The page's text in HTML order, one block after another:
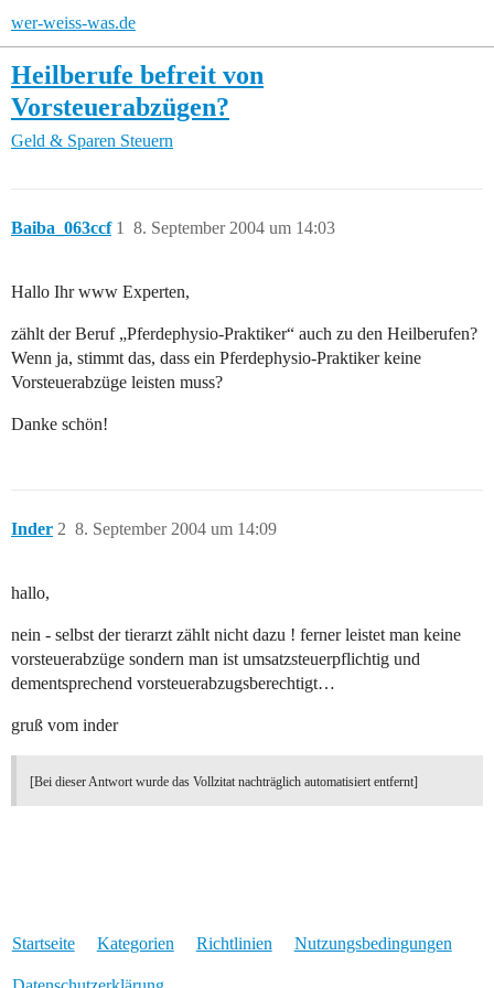
wer-weiss-was.de
Heilberufe befreit von
Vorsteuerabzügen?
Geld & Sparen Steuern
Baiba_063ccf 8. September 2004 um 14:03
1
Hallo Ihr www Experten,
zählt der Beruf „Pferdephysio-Praktiker“ auch zu den Heilberufen?
Wenn ja, stimmt das, dass ein Pferdephysio-Praktiker keine
Vorsteuerabzüge leisten muss?
Danke schön!
Inder 8. September 2004 um 14:09
2
hallo,
nein - selbst der tierarzt zählt nicht dazu ! ferner leistet man keine
vorsteuerabzüge sondern man ist umsatzsteuerpflichtig und
dementsprechend vorsteuerabzugsberechtigt…
gruß vom inder
[Bei dieser Antwort wurde das Vollzitat nachträglich automatisiert entfernt]
Startseite Kategorien Richtlinien Nutzungsbedingungen